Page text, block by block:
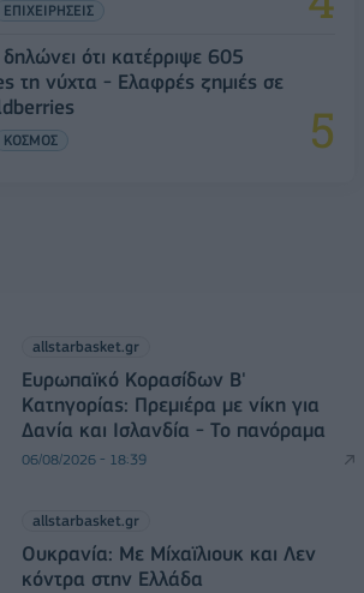
ΕΠΙΧΕΙΡΗΣΕΙΣ
ότι κατέρριψε 605
τη νύχτα - Ελαφρές ζημιές σε
ΚΟΣΜΟΣ
allstarbasket.gr
Ευρωπαϊκό Κορασίδων Β'
Κατηγορίας: Πρεμιέρα με νίκη για
Δανία και Ισλανδία - Το πανόραμα
06/08/2026 - 18:39
allstarbasket.gr
Ουκρανία: Με Μίχαϊλιουκ και Λεν
κόντρα στην Ελλάδα